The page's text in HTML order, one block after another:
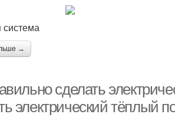
система
→
сделать
электрический тёплый